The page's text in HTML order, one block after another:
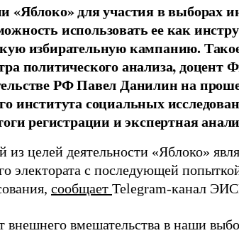
«Яблоко» для участия в выборах
использовать ее как
избирательную кампанию.
политического анализа, доцент
РФ Павел Данилин на
института социальных
регистрации и экспертная
целей деятельности «Яблоко»
электората с последующей
сообщает Telegram-канал
внешнего вмешательства в наши